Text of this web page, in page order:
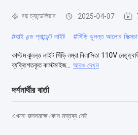
বড় চ্যান্ডেলিয়ার 2025-04-07
#হাই এন্ড প্যান্ডেন্ট লাইট #সিঁড়ি ঝুলন্ত আলোর
কাস্টম ঝুলন্ত লাইট সিঁড়ি লম্বা বিলাসিতা 110V
ব্যক্তিগতকৃত কাস্টমাইজ...
আরও দেখুন
দর্শনার্থীর বার্তা
এখনো জনসমক্ষে কোন মন্তব্য নেই